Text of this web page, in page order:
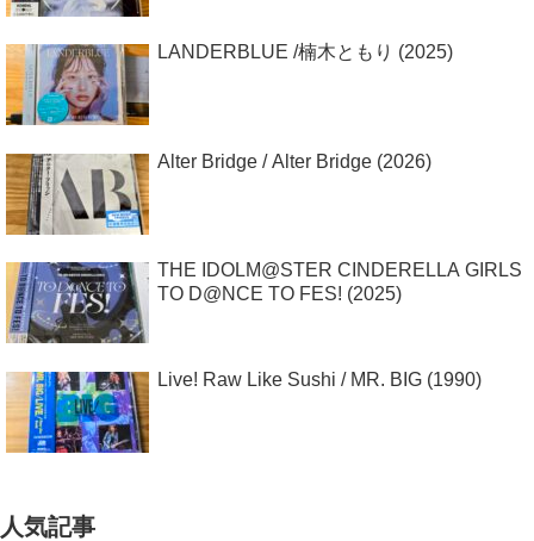
LANDERBLUE /楠木ともり (2025)
Alter Bridge / Alter Bridge (2026)
THE IDOLM@STER CINDERELLA GIRLS
TO D@NCE TO FES! (2025)
Live! Raw Like Sushi / MR. BIG (1990)
人気記事